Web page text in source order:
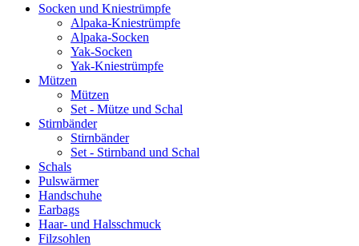
Socken und Kniestrümpfe
Alpaka-Kniestrümpfe
Alpaka-Socken
Yak-Socken
Yak-Kniestrümpfe
Mützen
Mützen
Set - Mütze und Schal
Stirnbänder
Stirnbänder
Set - Stirnband und Schal
Schals
Pulswärmer
Handschuhe
Earbags
Haar- und Halsschmuck
Filzsohlen